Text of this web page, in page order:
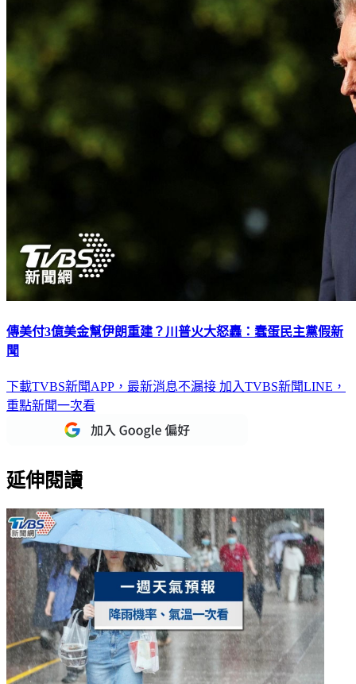
傳美付3億美金幫伊朗重建？川普火大怒轟：蠢蛋民主黨假新
聞
下載TVBS新聞APP，最新消息不漏接 加入TVBS新聞LINE，
重點新聞一次看
延伸閱讀